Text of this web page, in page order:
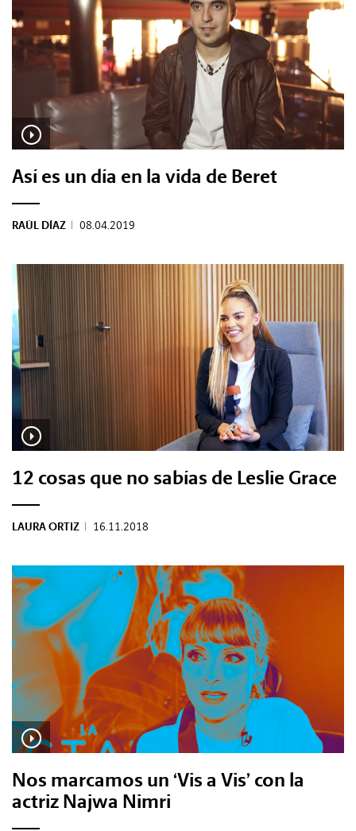
Así es un día en la vida de Beret
RAÚL DÍAZ | 08.04.2019
12 cosas que no sabías de Leslie Grace
LAURA ORTIZ | 16.11.2018
Nos marcamos un ‘Vis a Vis’ con la
actriz Najwa Nimri